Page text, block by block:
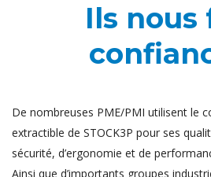
Ils nous
De nombreuses PME/PMI utilisent le
extractible de STOCK3P pour ses
sécurité, d’ergonomie et de
Ainsi que d’importants groupes